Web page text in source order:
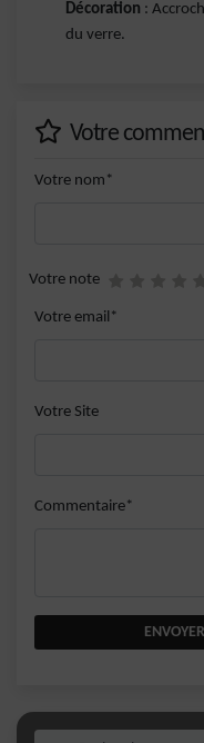
Décoration :
du verre.
Votre
Votre nom*
Votre note
Votre email*
Votre Site
Commentaire*